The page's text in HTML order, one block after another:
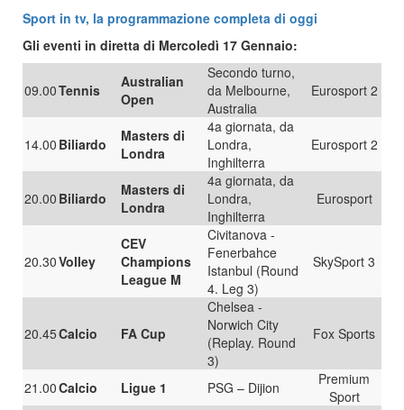
Sport in tv, la programmazione completa di oggi
Gli eventi in diretta di Mercoledì 17 Gennaio:
09.00Tennis
Australian
Open
Secondo turno,
da Melbourne,
Australia
Eurosport 2
14.00 Biliardo
Masters di
Londra
4a giornata, da
Londra,
Inghilterra
Eurosport 2
20.00 Biliardo
Masters di
Londra
4a giornata, da
Londra,
Inghilterra
Eurosport
20.30Volley
CEV
Champions
League M
Civitanova -
Fenerbahce
Istanbul (Round
4. Leg 3)
SkySport 3
20.45Calcio FA Cup
Chelsea -
Norwich City
(Replay. Round
3)
Fox Sports
21.00Calcio Ligue 1 PSG – Dijion
Premium
Sport